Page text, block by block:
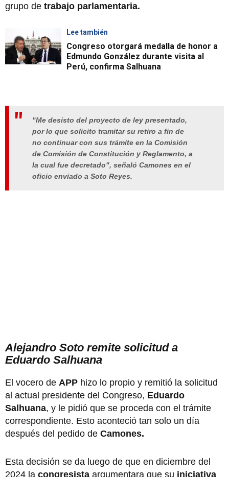
grupo de trabajo parlamentaria.
Lee también
Congreso otorgará medalla de honor a
Edmundo González durante visita al
Perú, confirma Salhuana
"Me desisto del proyecto de ley presentado,
por lo que solicito tramitar su retiro a fin de
no continuar con sus trámite en la Comisión
de Comisión de Constitución y Reglamento, a
la cual fue decretado", señaló Camones en el
oficio enviado a Soto Reyes.
Alejandro Soto remite solicitud a
Eduardo Salhuana
El vocero de APP hizo lo propio y remitió la solicitud
al actual presidente del Congreso, Eduardo
Salhuana, y le pidió que se proceda con el trámite
correspondiente. Esto aconteció tan solo un día
después del pedido de Camones.
Esta decisión se da luego de que en diciembre del
2024 la congresista argumentara que su iniciativa